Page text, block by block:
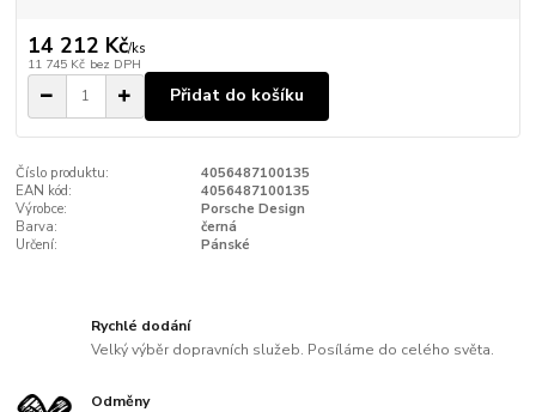
14 212 Kč/ks
11 745 Kč bez DPH
Přidat do košíku
Číslo produktu:
4056487100135
EAN kód:
4056487100135
Výrobce:
Porsche Design
Barva:
černá
Určení:
Pánské
Rychlé dodání
Velký výběr dopravních služeb. Posíláme do celého světa.
Odměny